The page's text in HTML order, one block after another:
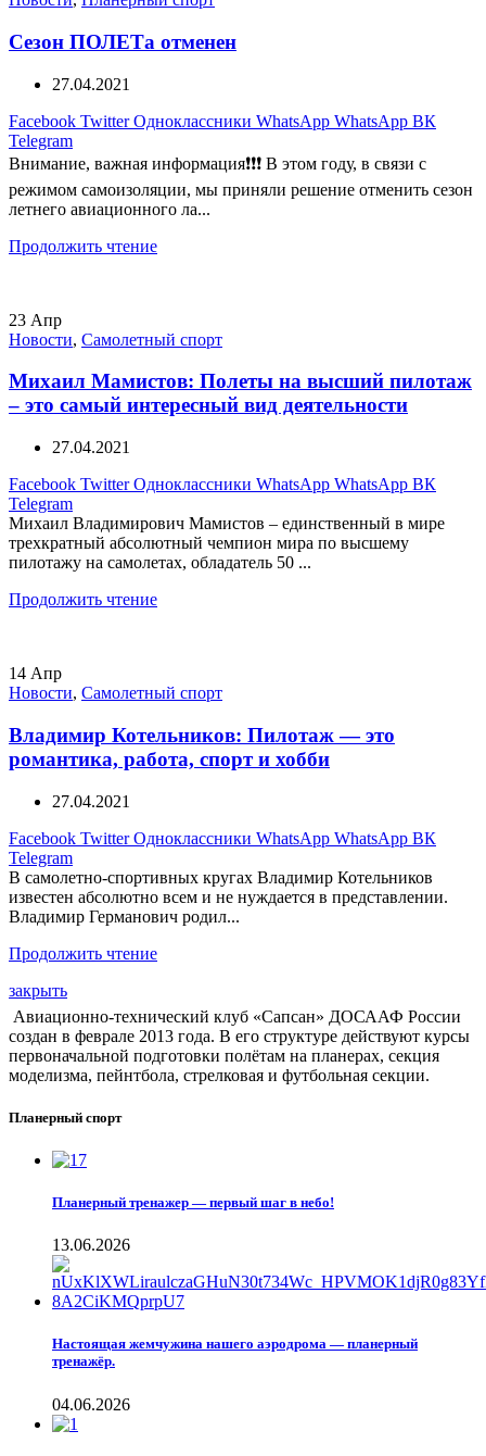
Сезон ПОЛЕТа отменен
27.04.2021
Facebook Twitter Одноклассники WhatsApp WhatsApp ВК
Telegram
Внимание, важная информация❗❗❗ В этом году, в связи с
режимом самоизоляции, мы приняли решение отменить сезон
летнего авиационного ла...
Продолжить чтение
23 Апр
Новости, Самолетный спорт
Михаил Мамистов: Полеты на высший пилотаж
– это самый интересный вид деятельности
27.04.2021
Facebook Twitter Одноклассники WhatsApp WhatsApp ВК
Telegram
Михаил Владимирович Мамистов – единственный в мире
трехкратный абсолютный чемпион мира по высшему
пилотажу на самолетах, обладатель 50 ...
Продолжить чтение
14 Апр
Новости, Самолетный спорт
Владимир Котельников: Пилотаж — это
романтика, работа, спорт и хобби
27.04.2021
Facebook Twitter Одноклассники WhatsApp WhatsApp ВК
Telegram
В самолетно-спортивных кругах Владимир Котельников
известен абсолютно всем и не нуждается в представлении.
Владимир Германович родил...
Продолжить чтение
закрыть
Авиационно-технический клуб «Сапсан» ДОСААФ России
создан в феврале 2013 года. В его структуре действуют курсы
первоначальной подготовки полётам на планерах, секция
моделизма, пейнтбола, стрелковая и футбольная секции.
Планерный спорт
Планерный тренажер — первый шаг в небо!
13.06.2026
Настоящая жемчужина нашего аэродрома — планерный
тренажёр.
04.06.2026